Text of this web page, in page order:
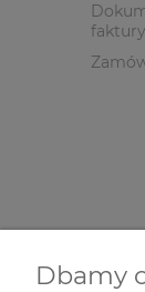
faktury
Dbamy